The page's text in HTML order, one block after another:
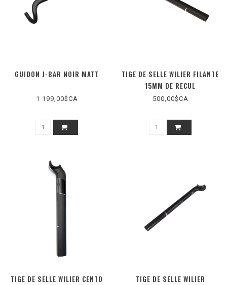
GUIDON J-BAR NOIR MATT
1 199,00$CA
TIGE DE SELLE WILIER FILANTE
15MM DE RECUL
500,00$CA
TIGE DE SELLE WILIER CENTO
TIGE DE SELLE WILIER